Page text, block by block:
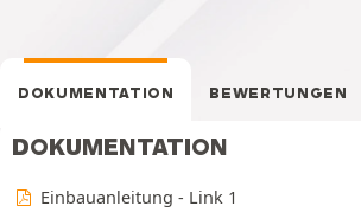
DOKUMENTATION BEWERTUNGEN
DOKUMENTATION
Einbauanleitung - Link 1